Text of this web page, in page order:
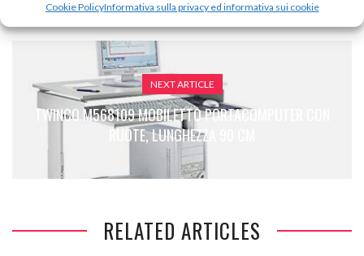
Cookie PolicyInformativa sulla privacy ed informativa sui cookie
NEXT ARTICLE
TWINCO M568109 MOBILETTO PORTACOMPUTER CON
RUOTE, LUNGHEZZA 90 CM
RELATED ARTICLES